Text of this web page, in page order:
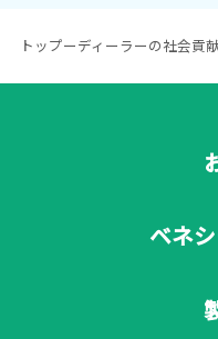
トップーディーラーの社会貢
ベネ